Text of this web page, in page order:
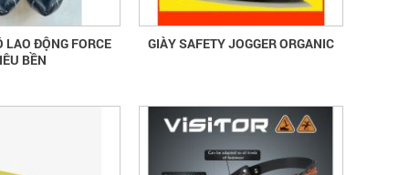
LAO ĐỘNG FORCE
BỀN
GIÀY SAFETY JOGGER ORGANIC